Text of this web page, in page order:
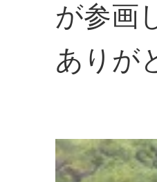
が参画
ありが